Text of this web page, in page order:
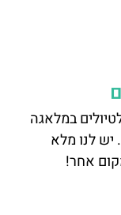
במלאגה
שנות ניסיון. יש לנו מלא
אחר!